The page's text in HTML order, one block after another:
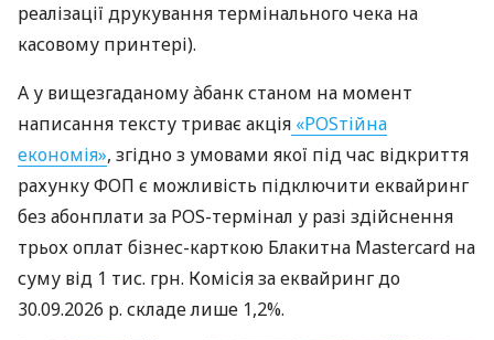
реалізації друкування термінального чека на
касовому принтері).
А у вищезгаданому àбанк станом на момент
написання тексту триває акція «POSтійна
економія», згідно з умовами якої під час відкриття
рахунку ФОП є можливість підключити еквайринг
без абонплати за POS-термінал у разі здійснення
трьох оплат бізнес-карткою Блакитна Mastercard на
суму від 1 тис. грн. Комісія за еквайринг до
30.09.2026 р. складе лише 1,2%.